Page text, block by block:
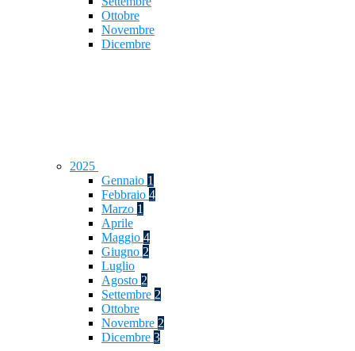
Ottobre
Novembre
Dicembre
2025
Gennaio 1
Febbraio 4
Marzo 1
Aprile
Maggio 4
Giugno 2
Luglio
Agosto 2
Settembre 2
Ottobre
Novembre 2
Dicembre 3